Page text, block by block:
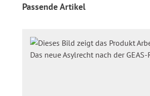
Produktgalerie überspringen
Passende Artikel